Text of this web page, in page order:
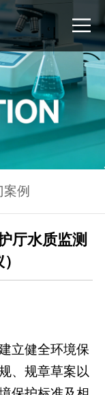
案例
厅水质监测
立健全环境保
、规章草案以